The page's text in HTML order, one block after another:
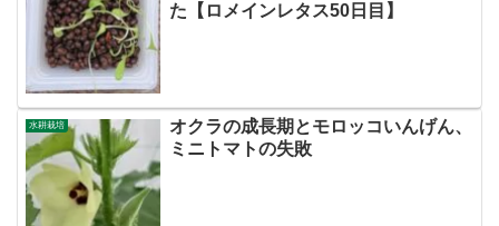
た【ロメインレタス50日目】
水耕栽培
オクラの成長期とモロッコいんげん、
ミニトマトの失敗